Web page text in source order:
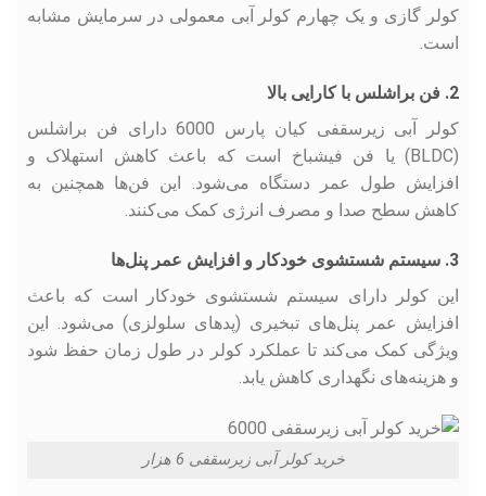
کولر گازی و یک چهارم کولر آبی معمولی در سرمایش مشابه
است.
2. فن براشلس با کارایی بالا
کولر آبی زیرسقفی کیان پارس 6000 دارای فن براشلس
(BLDC) یا فن فیشباخ است که باعث کاهش استهلاک و
افزایش طول عمر دستگاه می‌شود. این فن‌ها همچنین به
کاهش سطح صدا و مصرف انرژی کمک می‌کنند.
3. سیستم شستشوی خودکار و افزایش عمر پنل‌ها
این کولر دارای سیستم شستشوی خودکار است که باعث
افزایش عمر پنل‌های تبخیری (پدهای سلولزی) می‌شود. این
ویژگی کمک می‌کند تا عملکرد کولر در طول زمان حفظ شود
و هزینه‌های نگهداری کاهش یابد.
خرید کولر آبی زیرسقفی 6 هزار